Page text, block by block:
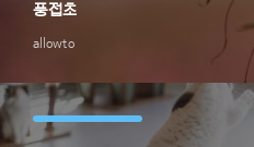
allowto
풍접초